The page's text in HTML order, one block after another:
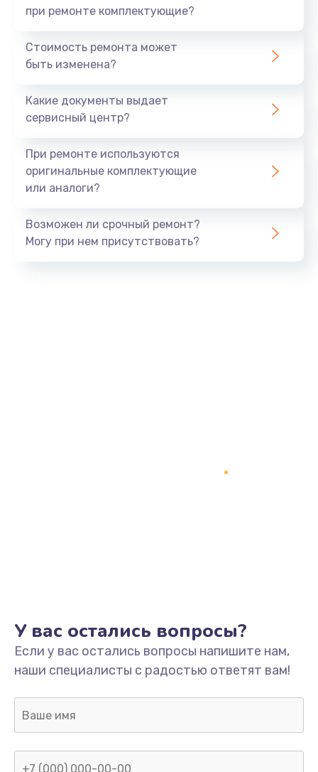
при ремонте комплектующие?
Стоимость ремонта может
быть изменена?
Какие документы выдает
сервисный центр?
При ремонте используются
оригинальные комплектующие
или аналоги?
Возможен ли срочный ремонт?
Могу при нем присутствовать?
У вас остались вопросы?
Если у вас остались вопросы напишите нам,
наши специалисты с радостью ответят вам!